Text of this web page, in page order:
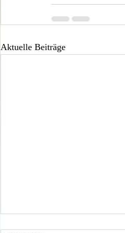
Aktuelle Beiträge